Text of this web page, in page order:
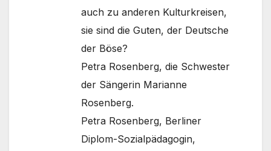
auch zu anderen Kulturkreisen,
sie sind die Guten, der Deutsche
der Böse?
Petra Rosenberg, die Schwester
der Sängerin Marianne
Rosenberg.
Petra Rosenberg, Berliner
Diplom-Sozialpädagogin,